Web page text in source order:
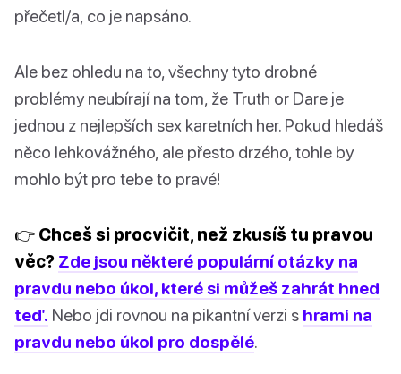
přečetl/a, co je napsáno.
Ale bez ohledu na to, všechny tyto drobné
problémy neubírají na tom, že Truth or Dare je
jednou z nejlepších sex karetních her. Pokud hledáš
něco lehkovážného, ale přesto drzého, tohle by
mohlo být pro tebe to pravé!
👉 Chceš si procvičit, než zkusíš tu pravou
věc? Zde jsou některé populární otázky na
pravdu nebo úkol, které si můžeš zahrát hned
teď. Nebo jdi rovnou na pikantní verzi s hrami na
pravdu nebo úkol pro dospělé.